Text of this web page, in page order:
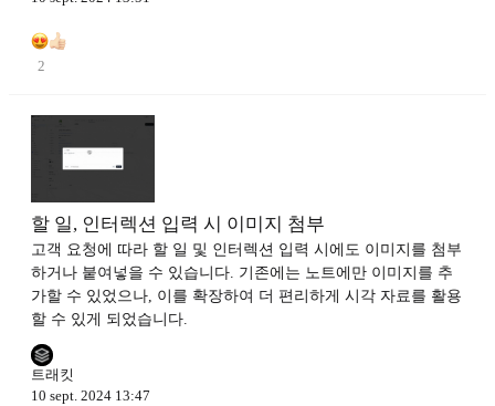
2
할 일, 인터렉션 입력 시 이미지 첨부
고객 요청에 따라 할 일 및 인터렉션 입력 시에도 이미지를 첨부
하거나 붙여넣을 수 있습니다. 기존에는 노트에만 이미지를 추
가할 수 있었으나, 이를 확장하여 더 편리하게 시각 자료를 활용
할 수 있게 되었습니다.
트래킷
10 sept. 2024 13:47